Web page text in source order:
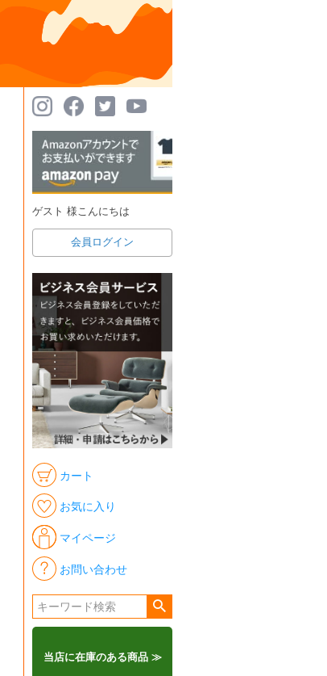
ゲスト 様こんにちは
会員ログイン
カート
お気に入り
マイページ
お問い合わせ
当店に在庫のある商品 ≫